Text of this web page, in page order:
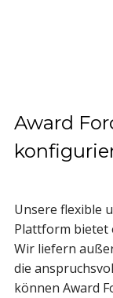
Award
Unsere flexible
Plattform bietet
Wir liefern
die
können Award